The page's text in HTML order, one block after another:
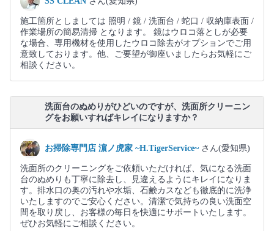
施工箇所としましては 照明 / 鏡 / 洗面台 / 蛇口 / 収納庫表面 /
作業場所の簡易清掃 となります。 鏡はウロコ落としが必要
な場合、専用機材を使用したウロコ除去がオプションでご用
意致しております。他、ご要望が御座いましたらお気軽にご
相談ください。
洗面台のぬめりがひどいのですが、洗面所クリーニン
グをお願いすればキレイになりますか？
お掃除専門店 濵ノ虎家 ~H.TigerService~ さん(愛知県)
洗面所のクリーニングをご依頼いただければ、気になる洗面
台のぬめりも丁寧に除去し、見違えるようにキレイになりま
す。排水口の奥の汚れや水垢、石鹸カスなども徹底的に洗浄
いたしますのでご安心ください。清潔で気持ちの良い洗面空
間を取り戻し、お客様の毎日を快適にサポートいたします。
ぜひお気軽にご相談ください。